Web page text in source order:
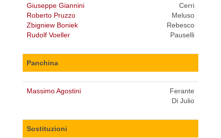
Giuseppe Giannini
Roberto Pruzzo
Zbigniew Boniek
Rudolf Voeller
Cerri
Meluso
Rebesco
Pauselli
Panchina
Massimo Agostini
Ferante
Di Julio
Sostituzioni